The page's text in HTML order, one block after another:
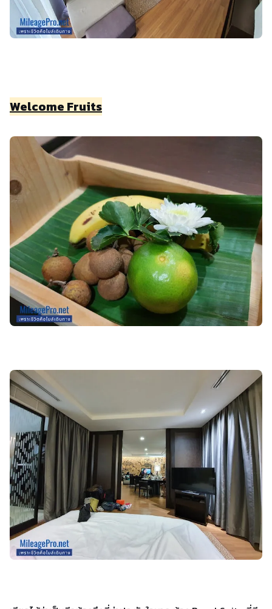
Welcome Fruits